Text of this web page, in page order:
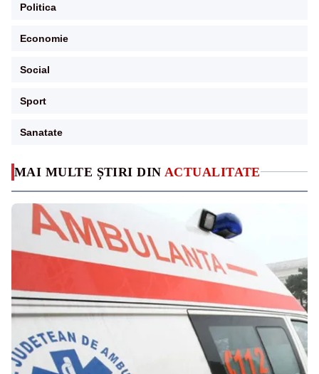
MAI MULTE ȘTIRI DIN ACTUALITATE
Politica
Economie
Social
Sport
Sanatate